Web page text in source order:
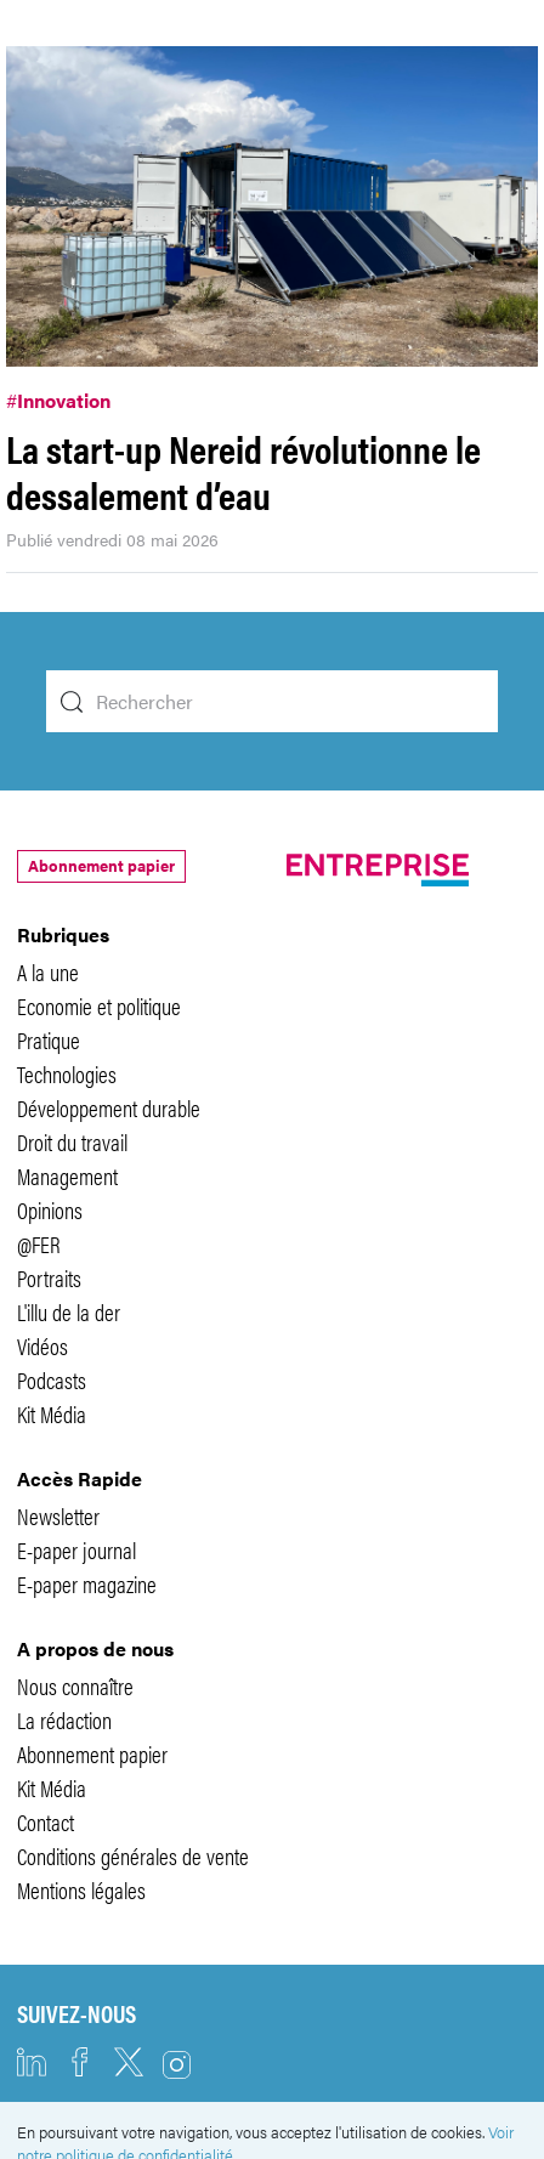
#Innovation
La start-up Nereid révolutionne le
dessalement d’eau
Publié vendredi 08 mai 2026
Rubriques
A la une
Economie et politique
Pratique
Technologies
Développement durable
Droit du travail
Management
Opinions
@FER
Portraits
L'illu de la der
Vidéos
Podcasts
Kit Média
Accès Rapide
Newsletter
E-paper journal
E-paper magazine
A propos de nous
Nous connaître
La rédaction
Abonnement papier
Kit Média
Contact
Conditions générales de vente
Mentions légales
Abonnement papier
SUIVEZ-NOUS
En poursuivant votre navigation, vous acceptez l'utilisation de cookies.Voir